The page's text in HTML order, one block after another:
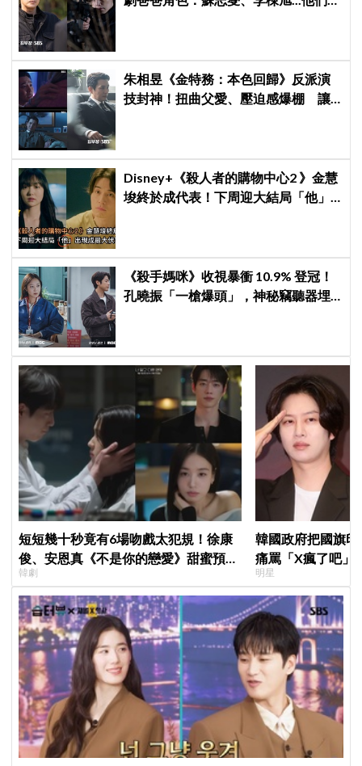
朱相昱《金特務：本色回歸》反派演
技封神！扭曲父愛、壓迫感爆棚 讓
Disney+《殺人者的購物中心2 》金慧
埈終於成代表！下周迎大結局「他」
《殺手媽咪》收視暴衝 10.9% 登冠！
孔曉振「一槍爆頭」，神秘竊聽器埋
短短幾十秒竟有6場吻戲太犯規！徐康
俊、安恩真《不是你的戀愛》甜蜜預告
公開，網友直呼：太期待了！
韓劇
韓國政府把國旗
痛罵「X瘋了吧」
明星